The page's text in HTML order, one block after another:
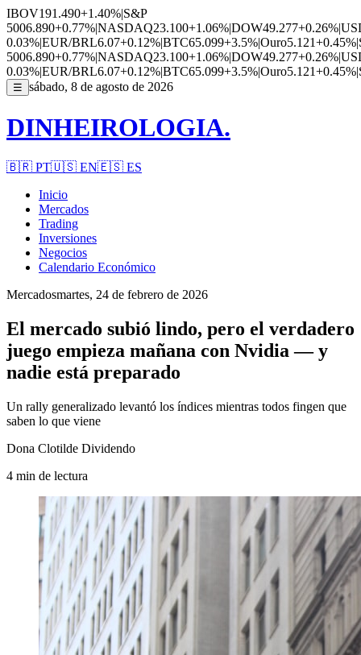
IBOV191.490+1.40%|S&P
5006.890+0.77%|NASDAQ23.100+1.06%|DOW49.277+0.26%|
0.03%|EUR/BRL6.07+0.12%|BTC65.099+3.5%|Ouro5.121+0.45%|
5006.890+0.77%|NASDAQ23.100+1.06%|DOW49.277+0.26%|
0.03%|EUR/BRL6.07+0.12%|BTC65.099+3.5%|Ouro5.121+0.45%|
☰ sábado, 8 de agosto de 2026
DINHEIROLOGIA.
🇧🇷 PT🇺🇸 EN🇪🇸 ES
Inicio
Mercados
Trading
Inversiones
Negocios
Calendario Económico
Mercadosmartes, 24 de febrero de 2026
El mercado subió lindo, pero el verdadero
juego empieza mañana con Nvidia — y
nadie está preparado
Un rally generalizado levantó los índices mientras todos fingen que
saben lo que viene
Dona Clotilde Dividendo
4 min de lectura